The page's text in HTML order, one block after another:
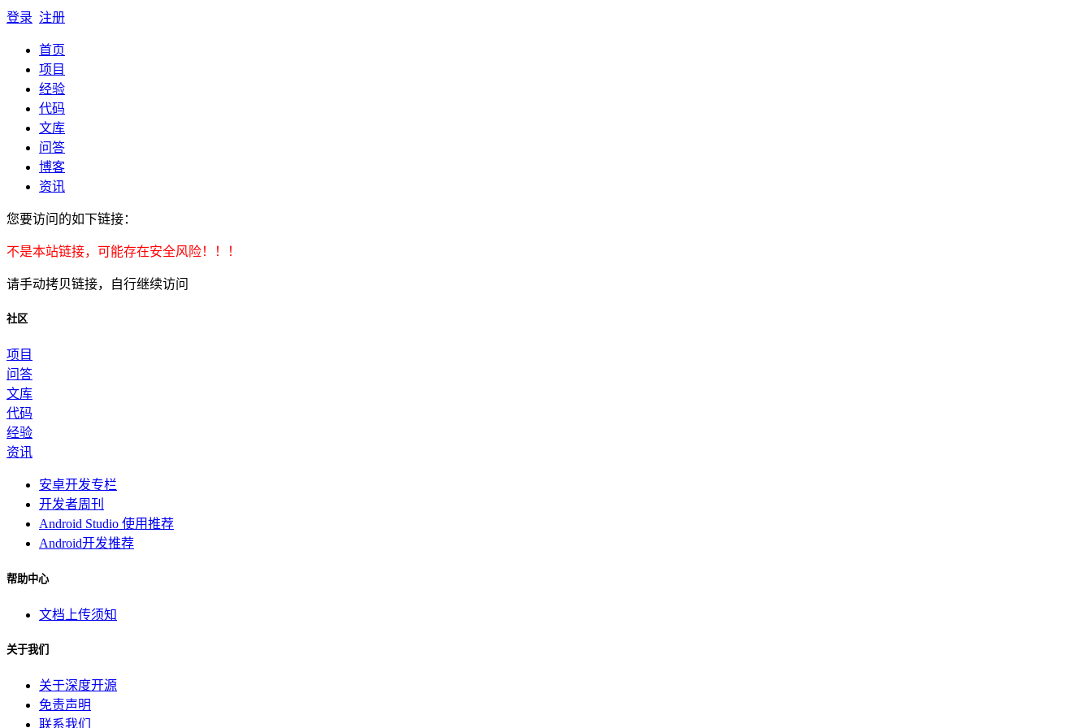
登录 注册
首页
项目
经验
代码
文库
问答
博客
资讯
您要访问的如下链接：
不是本站链接，可能存在安全风险！！！
请手动拷贝链接，自行继续访问
社区
项目
问答
文库
代码
经验
资讯
安卓开发专栏
开发者周刊
Android Studio 使用推荐
Android开发推荐
帮助中心
文档上传须知
关于我们
关于深度开源
免责声明
联系我们